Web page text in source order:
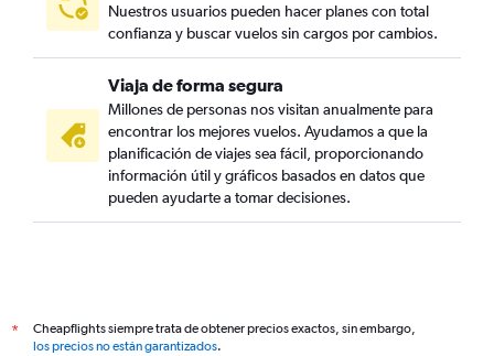
Nuestros usuarios pueden hacer planes con total
confianza y buscar vuelos sin cargos por cambios.
Viaja de forma segura
Millones de personas nos visitan anualmente para
encontrar los mejores vuelos. Ayudamos a que la
planificación de viajes sea fácil, proporcionando
información útil y gráficos basados en datos que
pueden ayudarte a tomar decisiones.
*
Cheapflights siempre trata de obtener precios exactos, sin embargo,
los precios no están garantizados.